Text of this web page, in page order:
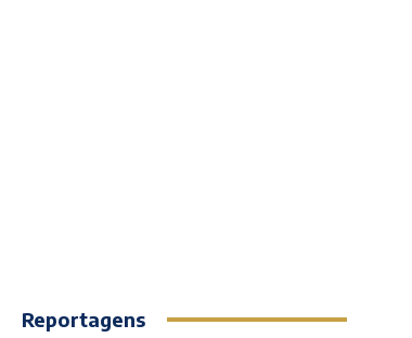
Reportagens